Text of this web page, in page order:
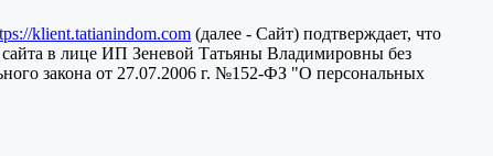
klient.tatianindom.com (далее - Сайт) подтверждает, что
в лице ИП Зеневой Татьяны Владимировны без
закона от 27.07.2006 г. №152-ФЗ "О персональных